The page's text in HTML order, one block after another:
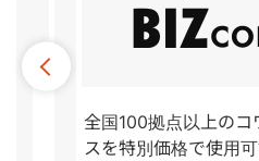
全国100拠点以上のコ
スを特別価格で使用